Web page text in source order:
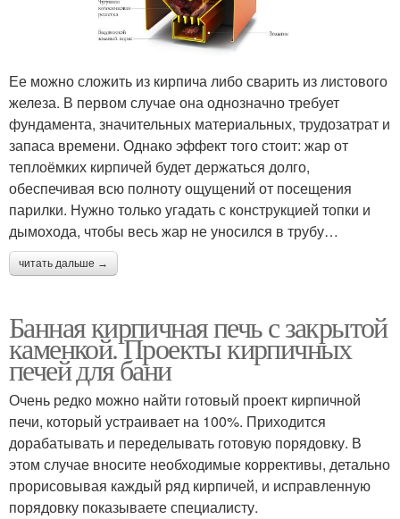
Ее можно сложить из кирпича либо сварить из листового
железа. В первом случае она однозначно требует
фундамента, значительных материальных, трудозатрат и
запаса времени. Однако эффект того стоит: жар от
теплоёмких кирпичей будет держаться долго,
обеспечивая всю полноту ощущений от посещения
парилки. Нужно только угадать с конструкцией топки и
дымохода, чтобы весь жар не уносился в трубу…
читать дальше →
Банная кирпичная печь с закрытой
каменкой. Проекты кирпичных
печей для бани
Очень редко можно найти готовый проект кирпичной
печи, который устраивает на 100%. Приходится
дорабатывать и переделывать готовую порядовку. В
этом случае вносите необходимые коррективы, детально
прорисовывая каждый ряд кирпичей, и исправленную
порядовку показываете специалисту.